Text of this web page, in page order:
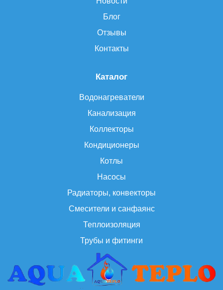
Каталог
Водонагреватели
Канализация
Коллекторы
Кондиционеры
Котлы
Насосы
Радиаторы, конвекторы
Смесители и санфаянс
Теплоизоляция
Трубы и фитинги
Блог
Отзывы
Контакты